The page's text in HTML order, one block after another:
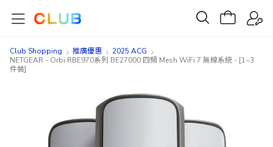
Club Shopping 推廣優惠
2025 ACG
NETGEAR - Orbi RBE970系列 BE27000 四頻 Mesh WiFi 7 無線系統 - [1~3
件裝]